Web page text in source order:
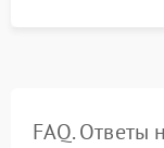
FAQ. Ответы